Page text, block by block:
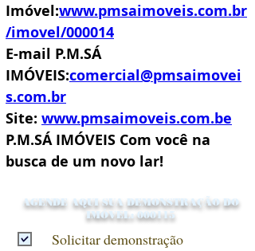
Imóvel:www.pmsaimoveis.com.br
/imovel/000014
E-mail P.M.SÁ
IMÓVEIS:comercial@pmsaimovei
s.com.br
Site: www.pmsaimoveis.com.be
P.M.SÁ IMÓVEIS Com você na
busca de um novo lar!
AGENDE AQUI SUA DEMONSTRAÇÃO DO
IMÓVEL: 000115
Solicitar demonstração